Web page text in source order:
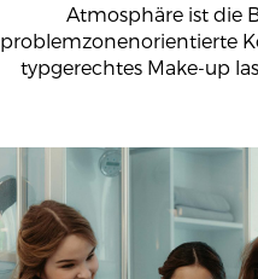
Atmosphäre ist die
problemzonenorientierte
typgerechtes Make-up